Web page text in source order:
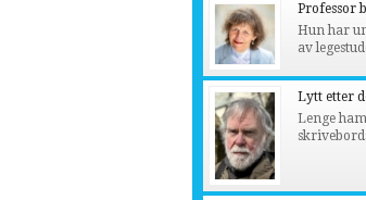
Professor
Hun har
av
Lytt etter
Lenge